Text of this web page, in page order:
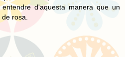
d'aquesta manera que un
de rosa.